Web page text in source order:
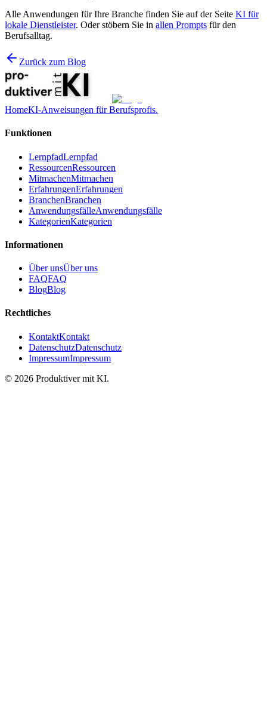
Alle Anwendungen für Ihre Branche finden Sie auf der Seite KI für
lokale Dienstleister. Oder stöbern Sie in allen Prompts für den
Berufsalltag.
Zurück zum Blog
HomeKI-Anweisungen für Berufsprofis.
Funktionen
LernpfadLernpfad
RessourcenRessourcen
MitmachenMitmachen
ErfahrungenErfahrungen
BranchenBranchen
AnwendungsfälleAnwendungsfälle
KategorienKategorien
Informationen
Über unsÜber uns
FAQFAQ
BlogBlog
Rechtliches
KontaktKontakt
DatenschutzDatenschutz
ImpressumImpressum
© 2026 Produktiver mit KI.